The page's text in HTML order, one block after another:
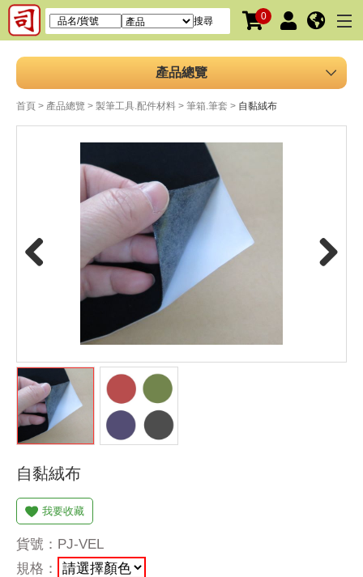
搜尋 0
產品總覽
首頁 產品總覽 製筆工具.配件材料 筆箱.筆套 自黏絨布
自黏絨布
我要收藏
貨號：PJ-VEL
規格：